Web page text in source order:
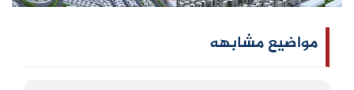
مواضيع مشابهه